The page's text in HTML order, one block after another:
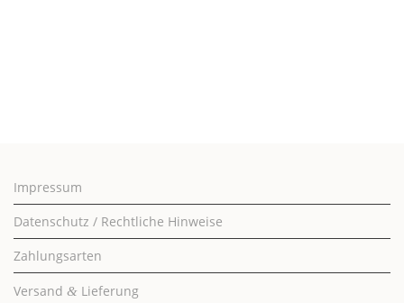
Impressum
Datenschutz / Rechtliche Hinweise
Zahlungsarten
Versand & Lieferung